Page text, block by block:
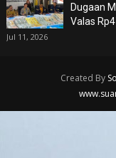
Dugaan
Valas
Jul 11, 2026
Created By